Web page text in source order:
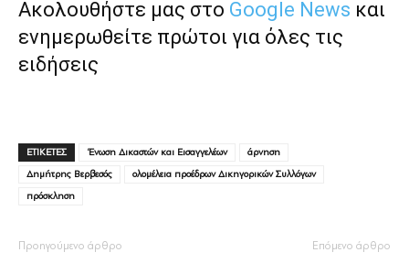
Ακολουθήστε μας στο Google News και
ενημερωθείτε πρώτοι για όλες τις
ειδήσεις
ΕΤΙΚΕΤΕΣ ‘Ενωση Δικαστών και Εισαγγελέων
άρνηση
Δημήτρης Βερβεσός
ολομέλεια προέδρων Δικηγορικών Συλλόγων
πρόσκληση
Προηγούμενο άρθρο Επόμενο άρθρο